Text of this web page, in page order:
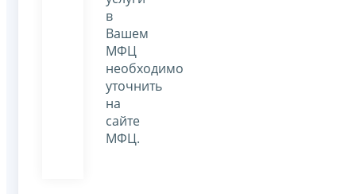
в
Вашем
МФЦ
необходимо
уточнить
на
сайте
МФЦ.